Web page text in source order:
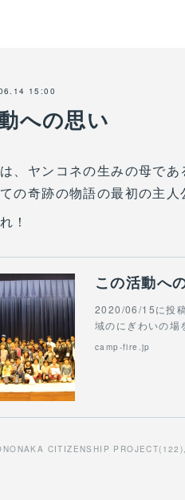
15:00
への思い
、ヤンコネの生みの母であ
の奇跡の物語の最初の主人
！
2020/06/15に投
域のにぎわいの場
camp-fire.jp
CITIZENSHIP PROJECT( 122 )